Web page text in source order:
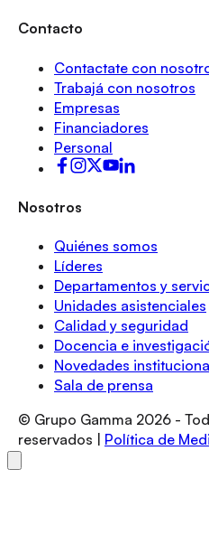
Contacto
Contactate con
Trabajá con nosotros
Empresas
Financiadores
Personal
Nosotros
Quiénes somos
Líderes
Departamentos y
Unidades asistenciales
Calidad y seguridad
Docencia e
Novedades
Sala de prensa
© Grupo Gamma 2026 -
reservados |
Política de